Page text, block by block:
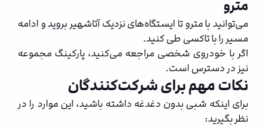
مترو
می‌توانید با مترو تا ایستگاه‌های نزدیک آتاشهیر بروید و ادامه
مسیر را با تاکسی طی کنید.
اگر با خودروی شخصی مراجعه می‌کنید، پارکینگ مجموعه
نیز در دسترس است.
نکات مهم برای شرکت‌کنندگان
برای اینکه شبی بدون دغدغه داشته باشید، این موارد را در
نظر بگیرید: